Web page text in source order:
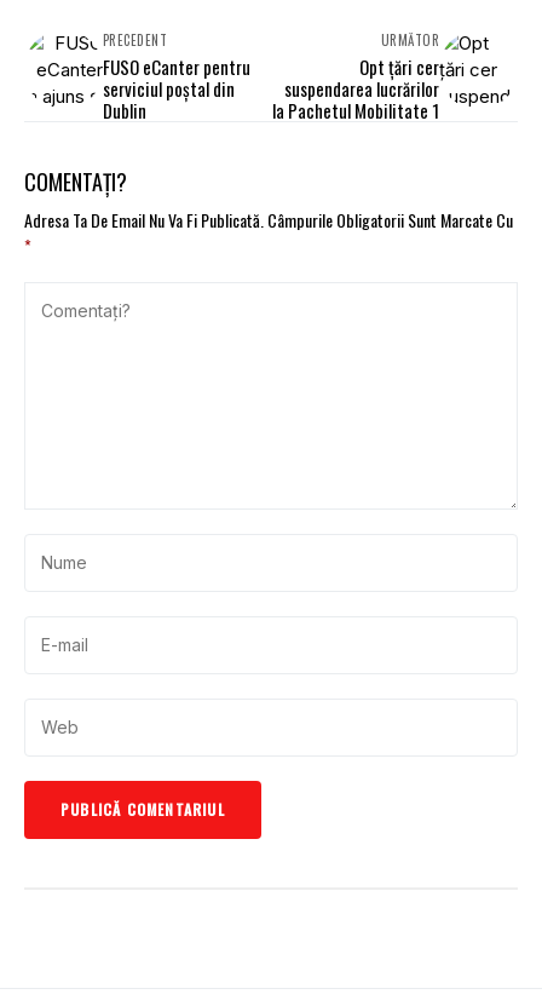
PRECEDENT
FUSO eCanter pentru
serviciul poștal din
Dublin
URMĂTOR
Opt țări cer
suspendarea lucrărilor
la Pachetul Mobilitate 1
COMENTAȚI?
Adresa Ta De Email Nu Va Fi Publicată. Câmpurile Obligatorii Sunt Marcate Cu
*